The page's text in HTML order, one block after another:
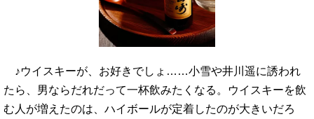
♪ウイスキーが、お好きでしょ……小雪や井川遥に誘われ
たら、男ならだれだって一杯飲みたくなる。ウイスキーを飲
む人が増えたのは、ハイボールが定着したのが大きいだろ